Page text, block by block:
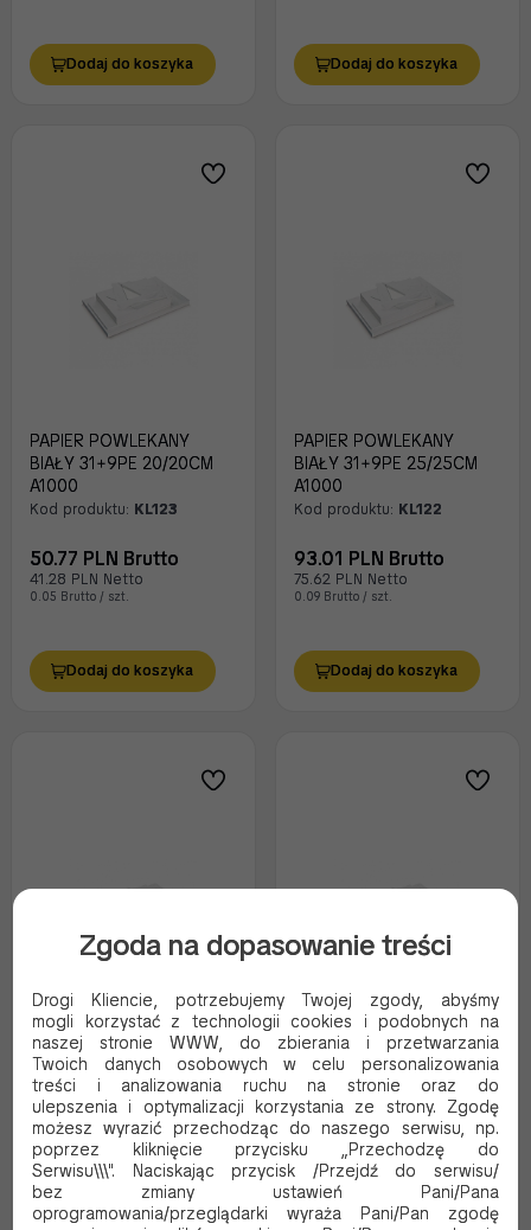
Dodaj do koszyka Dodaj do koszyka
PAPIER POWLEKANY
BIAŁY 31+9PE 20/20CM
A1000
Kod produktu: KL123
50.77 PLN Brutto
41.28 PLN Netto
0.05 Brutto / szt.
Dodaj do koszyka
PAPIER POWLEKANY
BIAŁY 31+9PE 25/25CM
A1000
Kod produktu: KL122
93.01 PLN Brutto
75.62 PLN Netto
0.09 Brutto / szt.
Dodaj do koszyka
PAPIER POWLEKANY
BIAŁY 31+9PE 30/30CM
A1000
Kod produktu: KL124
103.26 PLN Brutto
83.95 PLN Netto
PAPIER POWLEKANY
BIAŁY 31+9PE 30/40CM
A1000
Kod produktu:KL125
94.78 PLN Brutto
77.06 PLN Netto
0.09 Brutto / szt.
Zgoda na dopasowanie treści
Drogi Kliencie, potrzebujemy Twojej zgody, abyśmy
mogli korzystać z technologii cookies i podobnych na
naszej stronie WWW, do zbierania i przetwarzania
Twoich danych osobowych w celu personalizowania
treści i analizowania ruchu na stronie oraz do
ulepszenia i optymalizacji korzystania ze strony. Zgodę
możesz wyrazić przechodząc do naszego serwisu, np.
poprzez kliknięcie przycisku „Przechodzę do
Serwisu\\\". Naciskając przycisk /Przejdź do serwisu/
bez zmiany ustawień Pani/Pana
oprogramowania/przeglądarki wyraża Pani/Pan zgodę